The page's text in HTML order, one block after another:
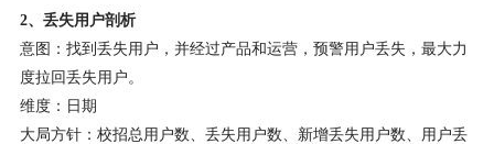
2、丢失用户剖析
意图：找到丢失用户，并经过产品和运营，预警用户丢失，最大力
度拉回丢失用户。
维度：日期
大局方针：校招总用户数、丢失用户数、新增丢失用户数、用户丢